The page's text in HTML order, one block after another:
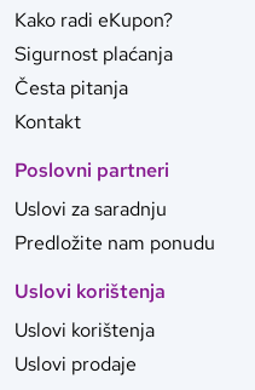
Kako radi eKupon?
Sigurnost plaćanja
Česta pitanja
Kontakt
Poslovni partneri
Uslovi za saradnju
Predložite nam ponudu
Uslovi korištenja
Uslovi korištenja
Uslovi prodaje